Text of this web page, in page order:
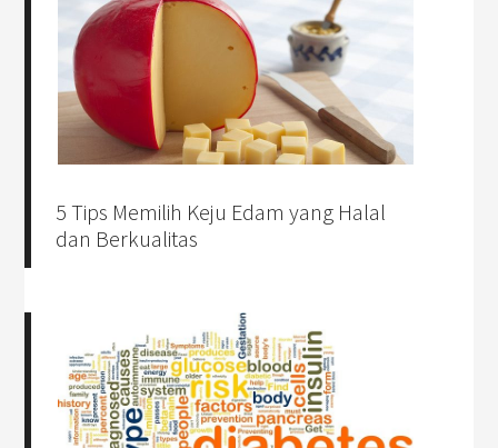
5 Tips Memilih Keju Edam yang Halal
dan Berkualitas